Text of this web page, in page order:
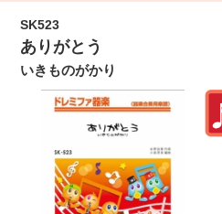
SK523
ありがとう
いきものがかり